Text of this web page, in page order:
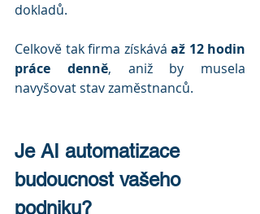
dokladů.
Celkově tak firma získává až 12 hodin
práce denně, aniž by musela
navyšovat stav zaměstnanců.
Je AI automatizace
budoucnost vašeho
podniku?